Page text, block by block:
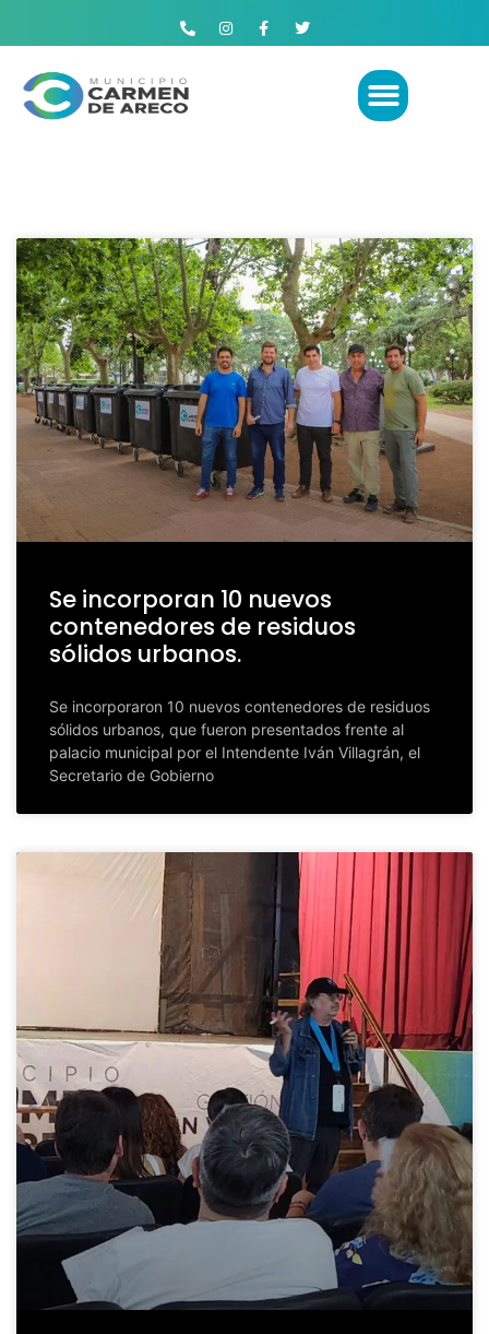
Se incorporan 10 nuevos
contenedores de residuos
sólidos urbanos.
Se incorporaron 10 nuevos contenedores de residuos
sólidos urbanos, que fueron presentados frente al
palacio municipal por el Intendente Iván Villagrán, el
Secretario de Gobierno